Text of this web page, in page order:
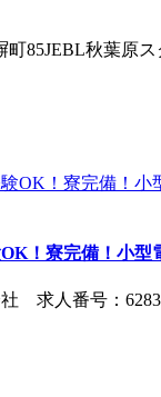
85JEBL秋葉原ス
！寮完備！小
求人番号：